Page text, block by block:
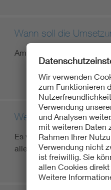
Wann soll die
Ambitionierter
Wer ist für die
Es wurden für jeden
allem die Initialisierung